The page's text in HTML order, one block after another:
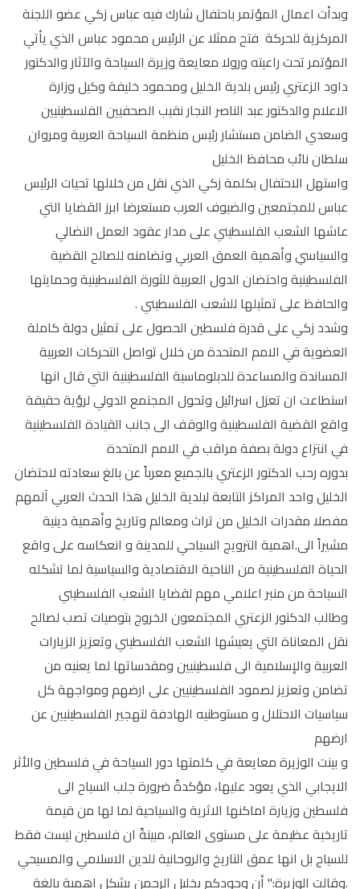
وبدأت اعمال المؤتمر باحتفال شارك فيه عباس زكي عضو اللجنة
المركزية للحركة فتح ممثلا عن الرئيس محمود عباس الذي يأتي
المؤتمر تحت راعيته ورولا معايعة وزيرة السياحة والآثار والدكتور
داود الزعتري رئيس بلدية الخليل ومحمود خليفة وكيل وزارة
الاعلام والدكتور عبد الناصر النجار نقيب الصحفيين الفلسطينيين
وسعدي الضامن مستشار رئيس منظمة السياحة العربية ومروان
سلطان نائب محافظ الخليل
واستهل الاحتفال بكلمة زكي الذي نقل من خلالها تحيات الرئيس
عباس للمجتمعين والضيوف العرب مستعرضا ابرز القضايا التي
عاشها الشعب الفلسطيني على مدار عقود العمل النضالي
والسياسي وأهمية العمق العربي وتضامنه للصالح القضية
الفلسطينية واحتضان الدول العربية للثورة الفلسطينية وحمايتها
والحافظ على تمثيلها للشعب الفلسطيني .
وشدد زكي على قدرة فلسطين الحصول على تمثيل دولة كاملة
العضوية في الامم المتحدة من خلال تواصل التحركات العربية
المساندة والمساعدة للدبلوماسية الفلسطينية التي قال انها
استطاعت ان تعزل اسرائيل وتحول المجتمع الدولي لرؤية حقيقة
واقع القضية الفلسطينية والوقف الى جانب القيادة الفلسطينية
في انتزاع دولة بصفة مراقب في الامم المتحدة
بدوره رحب الدكتور الزعتري بالجميع معرباً عن بالغ سعادته لاحتضان
الخليل واحد المراكز التابعة لبلدية الخليل هذا الحدث العربي آلمهم
مفصلا مقدرات الخليل من تراث ومعالم وتاريخ وأهمية دينية
مشيراً الى.اهمية الترويج السياحي للمدينة و انعكاسه على واقع
الحياة الفلسطينية من الناحية الاقتصادية والسياسية لما تشكله
السياحة من منبر اعلامي مهم لقضايا الشعب الفلسطيني
وطالب الدكتور الزعتري المجتمعون الخروج بتوصيات تصب لصالح
نقل المعاناة التي يعيشها الشعب الفلسطيني وتعزيز الزيارات
العربية والإسلامية الى فلسطينيين ومقدساتها لما يعنيه من
تضامن وتعزيز لصمود الفلسطينيين على ارضهم ومواجهة كل
سياسيات الاحتلال و مستوطنيه الهادفة لتهجير الفلسطينيين عن
ارضهم
و بينت الوزيرة معايعة في كلمتها دور السياحة في فلسطين والأثر
الايجابي الذي يعود عليها، مؤكدةً ضرورة جلب السياح الى
فلسطين وزيارة اماكنها الاثرية والسياحية لما لها من قيمة
تاريخية عظيمة على مستوى العالم، مبينةً ان فلسطين ليست فقط
للسياح بل انها عمق التاريخ والروحانية للدين الاسلامي والمسيحي
.وقالت الوزيرة:" أن وجودكم بخليل الرحمن يشكل اهمية بالغة